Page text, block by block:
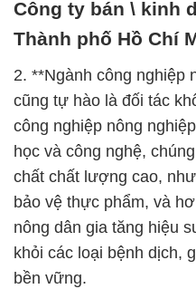
Công ty bán \ kinh
Thành phố Hồ Chí
2. **Ngành công nghiệp
cũng tự hào là đối tác
công nghiệp nông
học và công nghệ,
chất chất lượng cao,
bảo vệ thực phẩm, và
nông dân gia tăng hiệu
khỏi các loại bệnh dịch,
bền vững.